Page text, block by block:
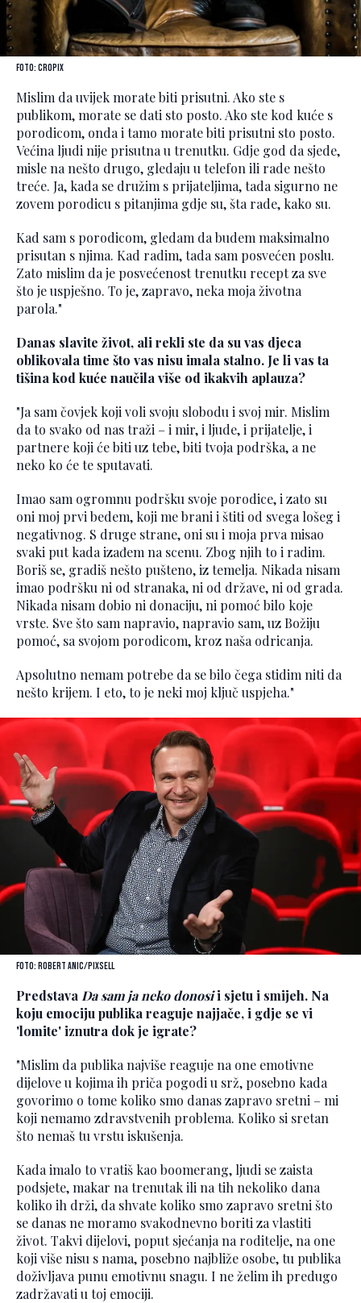
Foto: Cropix
Mislim da uvijek morate biti prisutni. Ako ste s
publikom, morate se dati sto posto. Ako ste kod kuće s
porodicom, onda i tamo morate biti prisutni sto posto.
Većina ljudi nije prisutna u trenutku. Gdje god da sjede,
misle na nešto drugo, gledaju u telefon ili rade nešto
treće. Ja, kada se družim s prijateljima, tada sigurno ne
zovem porodicu s pitanjima gdje su, šta rade, kako su.
Kad sam s porodicom, gledam da budem maksimalno
prisutan s njima. Kad radim, tada sam posvećen poslu.
Zato mislim da je posvećenost trenutku recept za sve
što je uspješno. To je, zapravo, neka moja životna
parola."
Danas slavite život, ali rekli ste da su vas djeca
oblikovala time što vas nisu imala stalno. Je li vas ta
tišina kod kuće naučila više od ikakvih aplauza?
"Ja sam čovjek koji voli svoju slobodu i svoj mir. Mislim
da to svako od nas traži – i mir, i ljude, i prijatelje, i
partnere koji će biti uz tebe, biti tvoja podrška, a ne
neko ko će te sputavati.
Imao sam ogromnu podršku svoje porodice, i zato su
oni moj prvi bedem, koji me brani i štiti od svega lošeg i
negativnog. S druge strane, oni su i moja prva misao
svaki put kada izađem na scenu. Zbog njih to i radim.
Boriš se, gradiš nešto pušteno, iz temelja. Nikada nisam
imao podršku ni od stranaka, ni od države, ni od grada.
Nikada nisam dobio ni donaciju, ni pomoć bilo koje
vrste. Sve što sam napravio, napravio sam, uz Božiju
pomoć, sa svojom porodicom, kroz naša odricanja.
Apsolutno nemam potrebe da se bilo čega stidim niti da
nešto krijem. I eto, to je neki moj ključ uspjeha."
Foto: Robert Anic/PIXSELL
PredstavaDa sam ja neko donosii sjetu i smijeh. Na
koju emociju publika reaguje najjače, i gdje se vi
'lomite' iznutra dok je igrate?
"Mislim da publika najviše reaguje na one emotivne
dijelove u kojima ih priča pogodi u srž, posebno kada
govorimo o tome koliko smo danas zapravo sretni – mi
koji nemamo zdravstvenih problema. Koliko si sretan
što nemaš tu vrstu iskušenja.
Kada imalo to vratiš kao boomerang, ljudi se zaista
podsjete, makar na trenutak ili na tih nekoliko dana
koliko ih drži, da shvate koliko smo zapravo sretni što
se danas ne moramo svakodnevno boriti za vlastiti
život. Takvi dijelovi, poput sjećanja na roditelje, na one
koji više nisu s nama, posebno najbliže osobe, tu publika
doživljava punu emotivnu snagu. I ne želim ih predugo
zadržavati u toj emociji.